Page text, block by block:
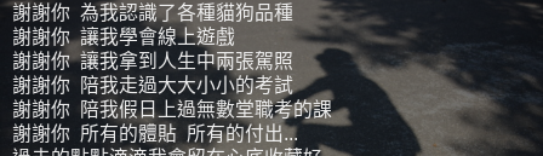
謝謝你 為我認識了各種貓狗品種
謝謝你 讓我學會線上遊戲
謝謝你 讓我拿到人生中兩張駕照
謝謝你 陪我走過大大小小的考試
謝謝你 陪我假日上過無數堂職考的課
謝謝你 所有的體貼 所有的付出...